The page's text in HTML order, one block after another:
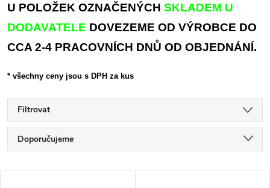
U POLOŽEK OZNAČENÝCH SKLADEM U
DODAVATELE DOVEZEME OD VÝROBCE DO
CCA 2-4 PRACOVNÍCH DNŮ OD OBJEDNÁNÍ.
* všechny ceny jsou s DPH za kus
Filtrovat
Ř
a
Doporučujeme